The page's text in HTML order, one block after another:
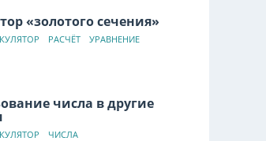
«золотого сечения»
РАСЧЁТ
УРАВНЕНИЕ
числа в другие
ЧИСЛА